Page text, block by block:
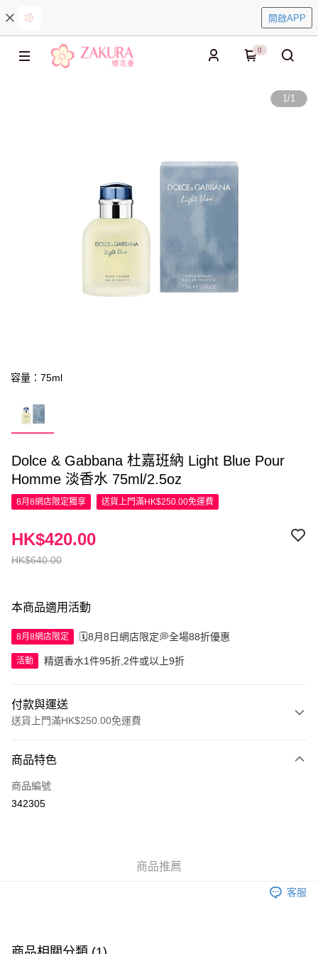
開啟APP
0
1/1
容量：75ml
Dolce & Gabbana 杜嘉班納 Light Blue Pour
Homme 淡香水 75ml/2.5oz
8月8網店限定獨享 送貨上門滿HK$250.00免運費
HK$640.00
HK$420.00
本商品適用活動
8月8網店限定 🗓️8月8日網店限定💭全場88折優惠
活動 精選香水1件95折,2件或以上9折
付款與運送
送貨上門滿HK$250.00免運費
信用卡
Apple Pay
付款後門市自取，訂單確認後2-4個工作天到店，7天內取。逾期後
商品特色
商品編號
342305
商品推薦
客服